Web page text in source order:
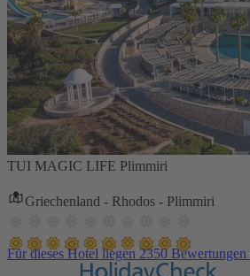
TUI MAGIC LIFE Plimmiri
Griechenland - Rhodos - Plimmiri
Für dieses Hotel liegen 2350